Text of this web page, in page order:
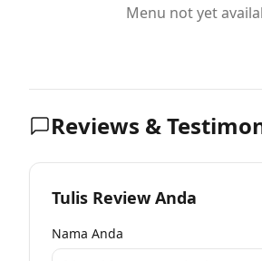
Menu not yet
Reviews &
Tulis Review Anda
Nama Anda